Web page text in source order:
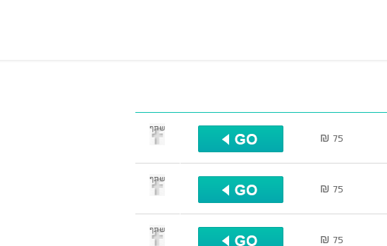
75 ₪
שתף
75 ₪
שתף
75 ₪
שתף